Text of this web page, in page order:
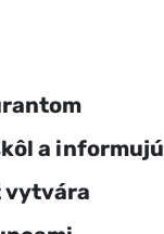
a informujú
vytvára